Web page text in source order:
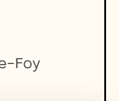
Foy